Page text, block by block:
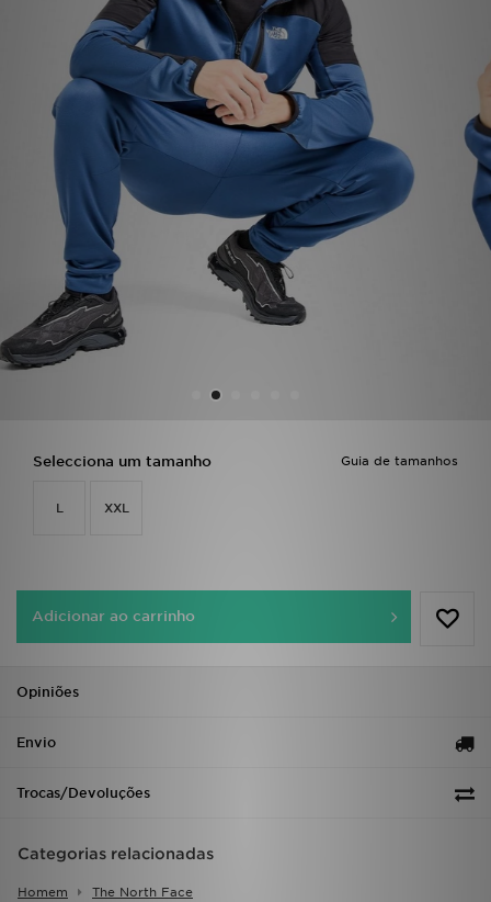
Guia de tamanhos
Selecciona um tamanho
L XXL
Adicionar ao carrinho
Opiniões
Envio
Trocas/Devoluções
Categorias relacionadas
Homem The North Face
FUTEBOL JD
VER MARCAS
LOCALIZADOR DE LOJAS
MENSAGENS
MY JD
SUBSCREVE